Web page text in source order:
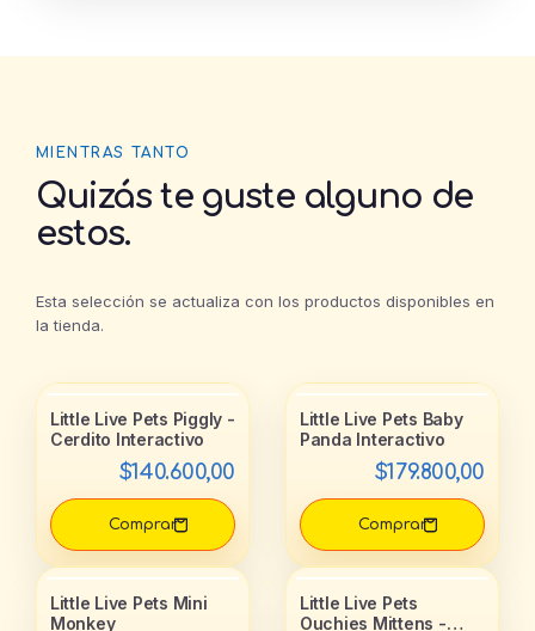
MIENTRAS TANTO
Quizás te guste alguno de
estos.
Esta selección se actualiza con los productos disponibles en
la tienda.
Little Live Pets Piggly -
Cerdito Interactivo
$140.600,00
Little Live Pets Baby
Panda Interactivo
$179.800,00
Little Live Pets Mini
Monkey
Little Live Pets
Ouchies Mittens -